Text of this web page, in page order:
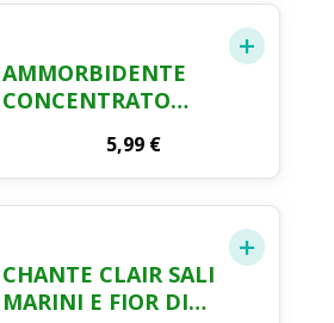
AMMORBIDENTE
CONCENTRATO
OXYGEN (78
LAVAGGI),
AMMORBIDENTE
PER TUTTI I
TESSUTI,
5,99 €
CHANTE CLAIR SALI
MARINI E FIOR DI